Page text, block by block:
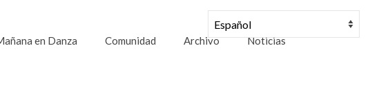
en Danza Comunidad Archivo Noticias